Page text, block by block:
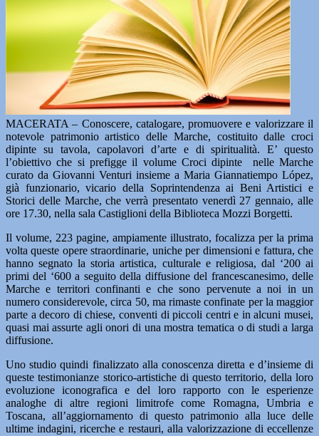
MACERATA – Conoscere, catalogare, promuovere e valorizzare il
notevole patrimonio artistico delle Marche, costituito dalle croci
dipinte su tavola, capolavori d’arte e di spiritualità. E’ questo
l’obiettivo che si prefigge il volume Croci dipinte nelle Marche
curato da Giovanni Venturi insieme a Maria Giannatiempo López,
già funzionario, vicario della Soprintendenza ai Beni Artistici e
Storici delle Marche, che verrà presentato venerdì 27 gennaio, alle
ore 17.30, nella sala Castiglioni della Biblioteca Mozzi Borgetti.
Il volume, 223 pagine, ampiamente illustrato, focalizza per la prima
volta queste opere straordinarie, uniche per dimensioni e fattura, che
hanno segnato la storia artistica, culturale e religiosa, dal ‘200 ai
primi del ‘600 a seguito della diffusione del francescanesimo, delle
Marche e territori confinanti e che sono pervenute a noi in un
numero considerevole, circa 50, ma rimaste confinate per la maggior
parte a decoro di chiese, conventi di piccoli centri e in alcuni musei,
quasi mai assurte agli onori di una mostra tematica o di studi a larga
diffusione.
Uno studio quindi finalizzato alla conoscenza diretta e d’insieme di
queste testimonianze storico-artistiche di questo territorio, della loro
evoluzione iconografica e del loro rapporto con le esperienze
analoghe di altre regioni limitrofe come Romagna, Umbria e
Toscana, all’aggiornamento di questo patrimonio alla luce delle
ultime indagini, ricerche e restauri, alla valorizzazione di eccellenze